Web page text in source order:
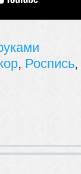
, Роспись,